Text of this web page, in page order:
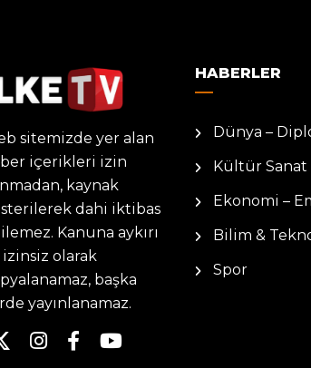
sitemizde yer alan
içerikleri izin
kaynak
dahi iktibas
Kanuna aykırı
izinsiz olarak
başka
yayınlanamaz.
HABERLER
Dünya –
Kültür Sanat
Ekonomi –
Bilim &
Spor